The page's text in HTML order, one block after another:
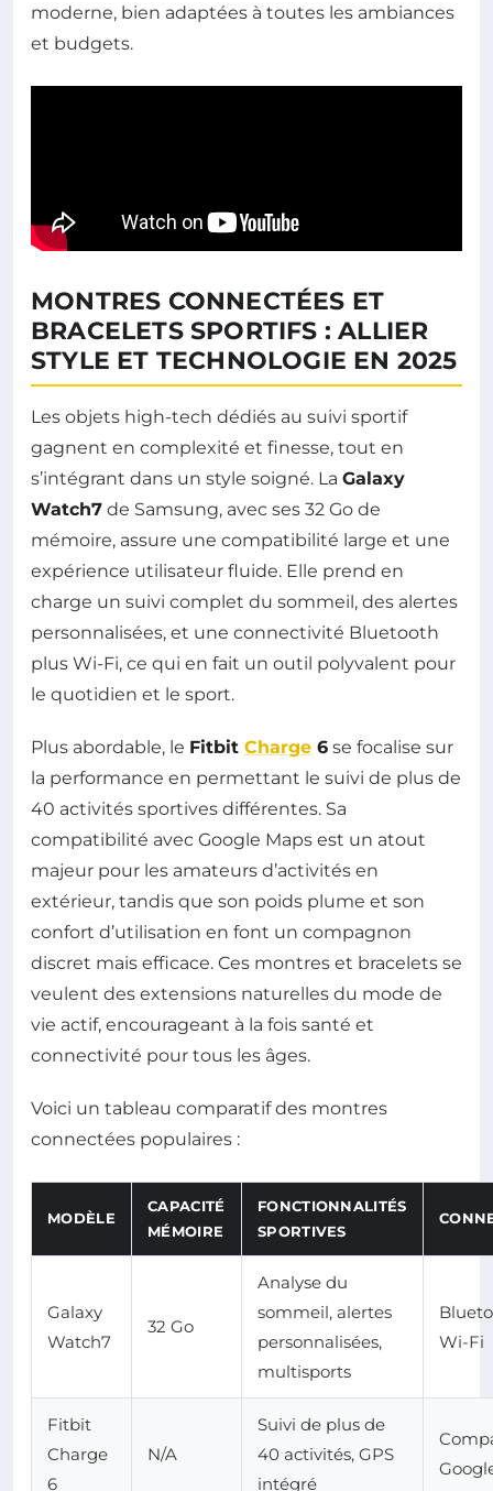
moderne, bien adaptées à toutes les ambiances
et budgets.
MONTRES CONNECTÉES ET
BRACELETS SPORTIFS : ALLIER
STYLE ET TECHNOLOGIE EN 2025
Les objets high-tech dédiés au suivi sportif
gagnent en complexité et finesse, tout en
s’intégrant dans un style soigné. La Galaxy
Watch7 de Samsung, avec ses 32 Go de
mémoire, assure une compatibilité large et une
expérience utilisateur fluide. Elle prend en
charge un suivi complet du sommeil, des alertes
personnalisées, et une connectivité Bluetooth
plus Wi-Fi, ce qui en fait un outil polyvalent pour
le quotidien et le sport.
Plus abordable, le Fitbit Charge 6 se focalise sur
la performance en permettant le suivi de plus de
40 activités sportives différentes. Sa
compatibilité avec Google Maps est un atout
majeur pour les amateurs d’activités en
extérieur, tandis que son poids plume et son
confort d’utilisation en font un compagnon
discret mais efficace. Ces montres et bracelets se
veulent des extensions naturelles du mode de
vie actif, encourageant à la fois santé et
connectivité pour tous les âges.
Voici un tableau comparatif des montres
connectées populaires :
MODÈLE
CAPACITÉ
MÉMOIRE
FONCTIONNALITÉS
SPORTIVES
Galaxy
Watch7
32 Go
Analyse du
sommeil, alertes
personnalisées,
multisports
Wi-Fi
Fitbit
Charge
6
N/A
Suivi de plus de
40 activités, GPS
intégré